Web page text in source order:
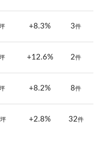
+8.3% 3件
+12.6% 2件
+8.2% 8件
+2.8% 32件